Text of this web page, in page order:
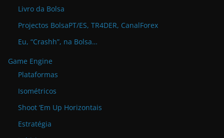
Livro da Bolsa
Projectos BolsaPT/ES, TR4DER, CanalForex
Eu, “Crashh”, na Bolsa…
Game Engine
Plataformas
Isométricos
Shoot ‘Em Up Horizontais
Estratégia